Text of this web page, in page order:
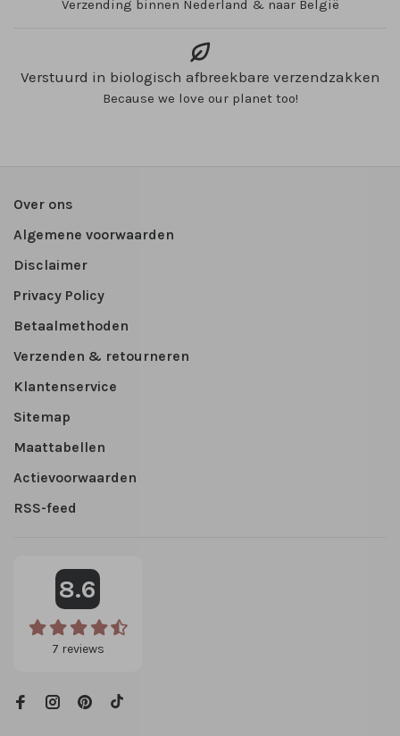
Verzending binnen Nederland & naar België
Verstuurd in biologisch afbreekbare verzendzakken
Because we love our planet too!
Over ons
Algemene voorwaarden
Disclaimer
Privacy Policy
Betaalmethoden
Verzenden & retourneren
Klantenservice
Sitemap
Maattabellen
Actievoorwaarden
RSS-feed
8.6
7 reviews